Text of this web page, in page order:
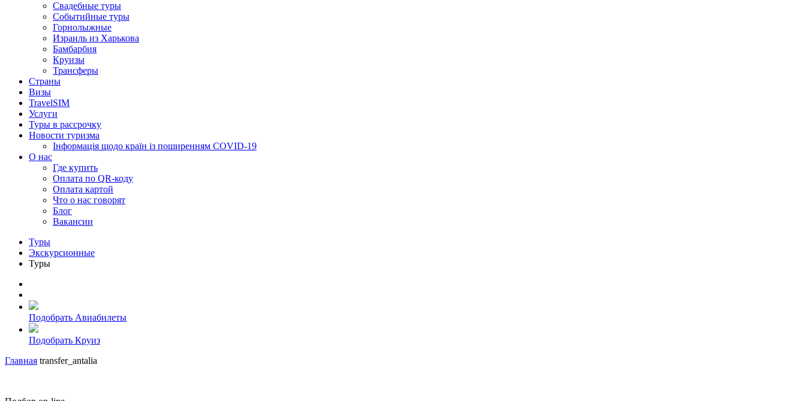
Свадебные туры
Событийные туры
Горнолыжные
Израиль из Харькова
Бамбарбия
Круизы
Трансферы
Страны
Визы
TravelSIM
Услуги
Туры в рассрочку
Новости туризма
Інформація щодо країн із поширенням COVID-19
О нас
Где купить
Оплата по QR-коду
Оплата картой
Что о нас говорят
Блог
Вакансии
Туры
Экскурсионные
Туры
Подобрать Авиабилеты
Подобрать Круиз
Главная transfer_antalia